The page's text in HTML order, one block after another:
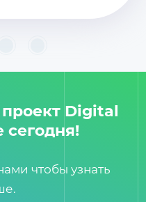
Digital
сегодня!
чтобы узнать